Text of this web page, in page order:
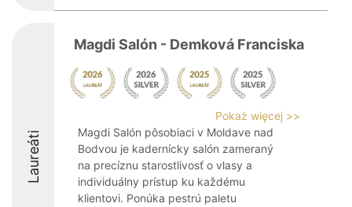
Laureáti
Magdi Salón - Demková Franciska
Pokaż więcej >>
Magdi Salón pôsobiaci v Moldave nad
Bodvou je kadernícky salón zameraný
na precíznu starostlivosť o vlasy a
individuálny prístup ku každému
klientovi. Ponúka pestrú paletu